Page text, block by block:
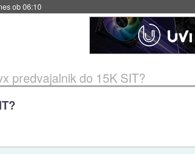
ob 06:10
predvajalnik do 15K SIT?